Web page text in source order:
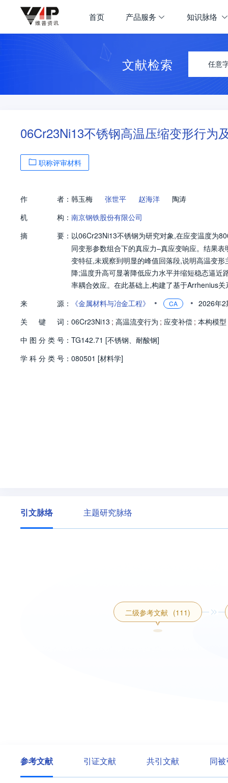
首页 产品服务 知识脉络
文献检索 任意
06Cr23Ni13不锈钢高温压缩变形行为
职称评审材料
作 者： 韩玉梅 张世平 赵海洋
陶涛
机
构： 南京钢铁股份有限公司
摘
要： 以06Cr23Ni13不锈钢为研究对象,在应变温度
同变形参数组合下的真应力–真应变响应。结果
变特征,未观察到明显的峰值回落段,说明高温变
降;温度升高可显著降低应力水平并缩短稳态逼
率耦合效应。在此基础上,构建了基于Arrhenius
对从初期硬化到稳态逼近全过程的统一描述。
RE=3.02%,残差未随变形条件出现系统性偏移
基础与模型支撑。
来 源： 《金属材料与冶金工程》 • CA • 2026年
关
键 词： 06Cr23Ni13 ; 高温流变行为 ; 应变补偿 ; 本构模型
中 图 分 类 号： TG142.71 [不锈钢、耐酸钢]
学 科 分 类 号： 080501 [材料学]
引文脉络 主题研究脉络
二级参考文献 (111)
参考文献 引证文献 共引文献 同